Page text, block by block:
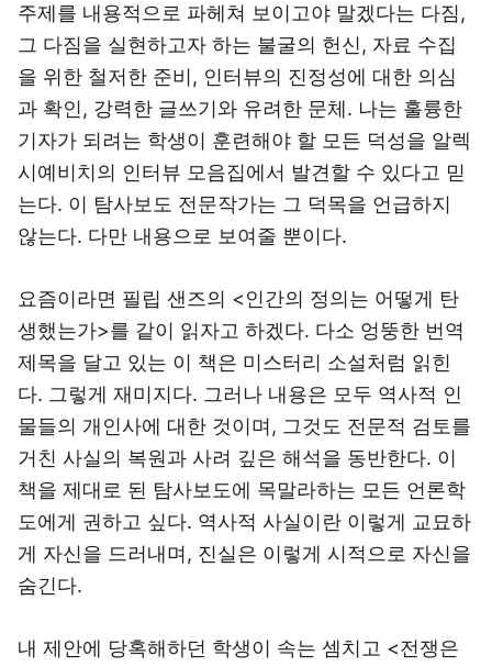
주제를 내용적으로 파헤쳐 보이고야 말겠다는 다짐,
그 다짐을 실현하고자 하는 불굴의 헌신, 자료 수집
을 위한 철저한 준비, 인터뷰의 진정성에 대한 의심
과 확인, 강력한 글쓰기와 유려한 문체. 나는 훌륭한
기자가 되려는 학생이 훈련해야 할 모든 덕성을 알렉
시예비치의 인터뷰 모음집에서 발견할 수 있다고 믿
는다. 이 탐사보도 전문작가는 그 덕목을 언급하지
않는다. 다만 내용으로 보여줄 뿐이다.
요즘이라면 필립 샌즈의 <인간의 정의는 어떻게 탄
생했는가>를 같이 읽자고 하겠다. 다소 엉뚱한 번역
제목을 달고 있는 이 책은 미스터리 소설처럼 읽힌
다. 그렇게 재미지다. 그러나 내용은 모두 역사적 인
물들의 개인사에 대한 것이며, 그것도 전문적 검토를
거친 사실의 복원과 사려 깊은 해석을 동반한다. 이
책을 제대로 된 탐사보도에 목말라하는 모든 언론학
도에게 권하고 싶다. 역사적 사실이란 이렇게 교묘하
게 자신을 드러내며, 진실은 이렇게 시적으로 자신을
숨긴다.
내 제안에 당혹해하던 학생이 속는 셈치고 <전쟁은